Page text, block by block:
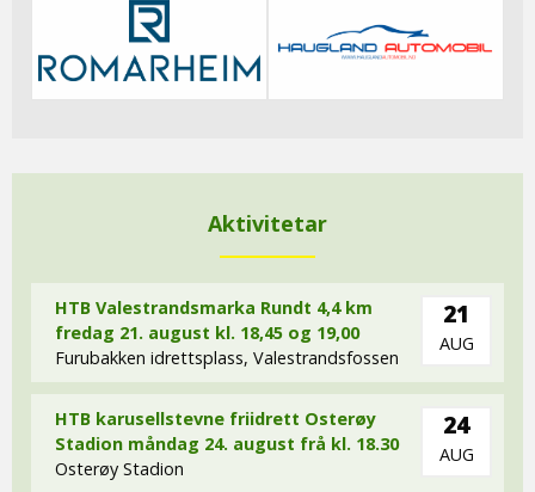
Aktivitetar
HTB Valestrandsmarka Rundt 4,4 km
fredag 21. august kl. 18,45 og 19,00
Furubakken idrettsplass, Valestrandsfossen
21
AUG
HTB karusellstevne friidrett Osterøy
Stadion måndag 24. august frå kl. 18.30
Osterøy Stadion
24
AUG